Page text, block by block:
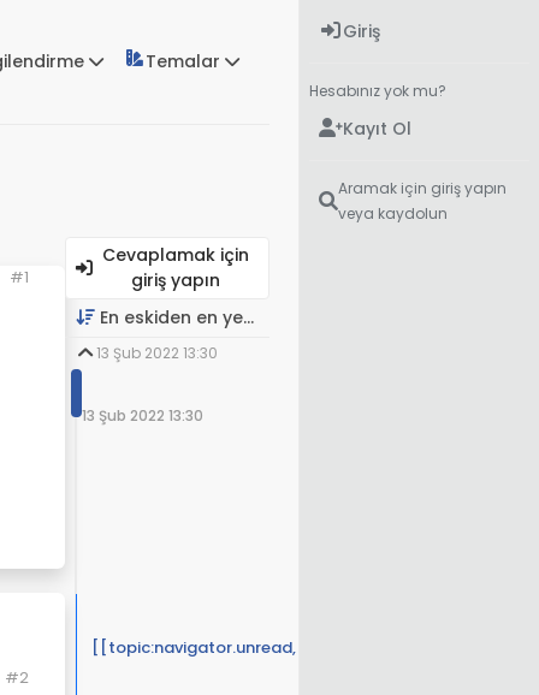
Temalar
#1
#2
Cevaplamak için
giriş yapın
En eskiden en yeniye
13 Şub 2022 13:30
13 Şub 2022 13:30
[[topic:navigator.unread, 8]]
Giriş
Hesabınız yok mu?
Kayıt Ol
Aramak için giriş yapın
veya kaydolun